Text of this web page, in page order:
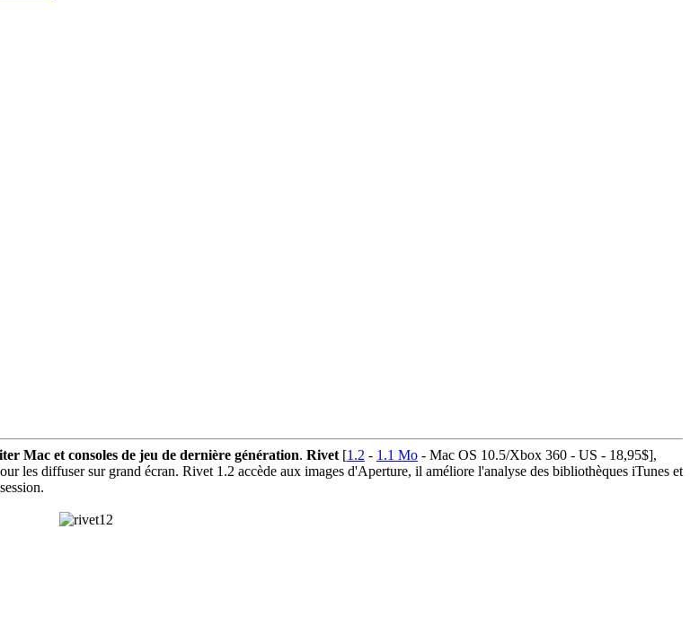
Mac et consoles de jeu de dernière génération. Rivet [1.2 - 1.1 Mo - Mac OS 10.5/Xbox 360 - US - 18,95$],
les diffuser sur grand écran. Rivet 1.2 accède aux images d'Aperture, il améliore l'analyse des bibliothèques iTunes et